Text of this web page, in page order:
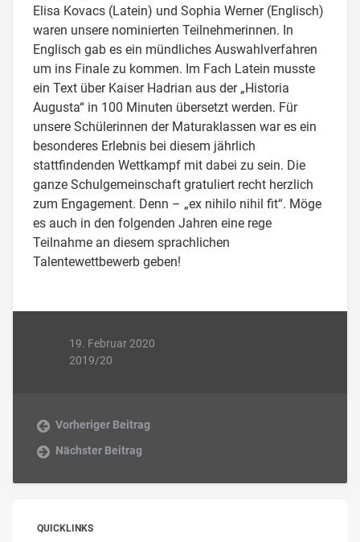
Elisa Kovacs (Latein) und Sophia Werner (Englisch)
waren unsere nominierten Teilnehmerinnen. In
Englisch gab es ein mündliches Auswahlverfahren
um ins Finale zu kommen. Im Fach Latein musste
ein Text über Kaiser Hadrian aus der „Historia
Augusta“ in 100 Minuten übersetzt werden. Für
unsere Schülerinnen der Maturaklassen war es ein
besonderes Erlebnis bei diesem jährlich
stattfindenden Wettkampf mit dabei zu sein. Die
ganze Schulgemeinschaft gratuliert recht herzlich
zum Engagement. Denn – „ex nihilo nihil fit“. Möge
es auch in den folgenden Jahren eine rege
Teilnahme an diesem sprachlichen
Talentewettbewerb geben!
19. Februar 2020
2019/20
Vorheriger Beitrag
Nächster Beitrag
QUICKLINKS